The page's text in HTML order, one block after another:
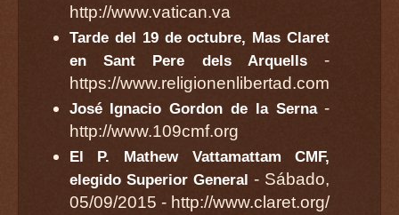
http://www.vatican.va
Tarde del 19 de octubre, Mas Claret
en Sant Pere dels Arquells -
https://www.religionenlibertad.com
José Ignacio Gordon de la Serna-
http://www.109cmf.org
El P. Mathew Vattamattam CMF,
elegido Superior General - Sábado,
05/09/2015 - http://www.claret.org/